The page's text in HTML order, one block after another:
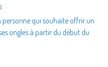
qui souhaite offrir un
ongles à partir du début du